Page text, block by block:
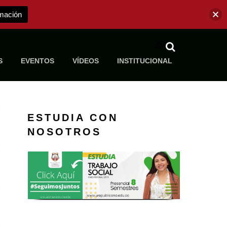
RSS
EVENTOS VÍDEOS INSTITUCIONAL
ESTUDIA CON
NOSOTROS